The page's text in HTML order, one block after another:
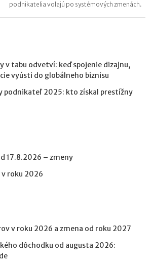
podnikatelia volajú po systémových zmenách.
v tabu odvetví: keď spojenie dizajnu,
vyústi do globálneho biznisu
podnikateľ 2025: kto získal prestížny
17.8.2026 – zmeny
v roku 2026
v roku 2026 a zmena od roku 2027
dôchodku od augusta 2026: